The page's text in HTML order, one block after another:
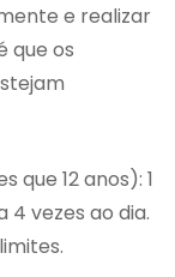
e realizar
que os
que 12 anos): 1
4 vezes ao dia.